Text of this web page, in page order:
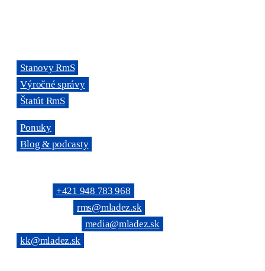
Stanovy RmS
Výročné správy
Štatút RmS
Ponuky
Blog & podcasty
+421 948 783 968
rms@mladez.sk
media@mladez.sk
kk@mladez.sk